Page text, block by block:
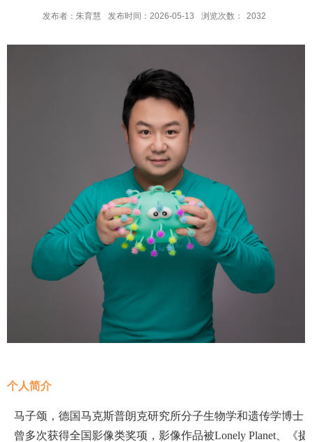
发布者：朱育慧 发布时间：2026-05-13 浏览次数： 2032
个人简介
马子颂，德国马克斯普朗克研究所分子生物学和遗传学博士
曾多次获得全国影像类奖项，影像作品被Lonely Planet 、《